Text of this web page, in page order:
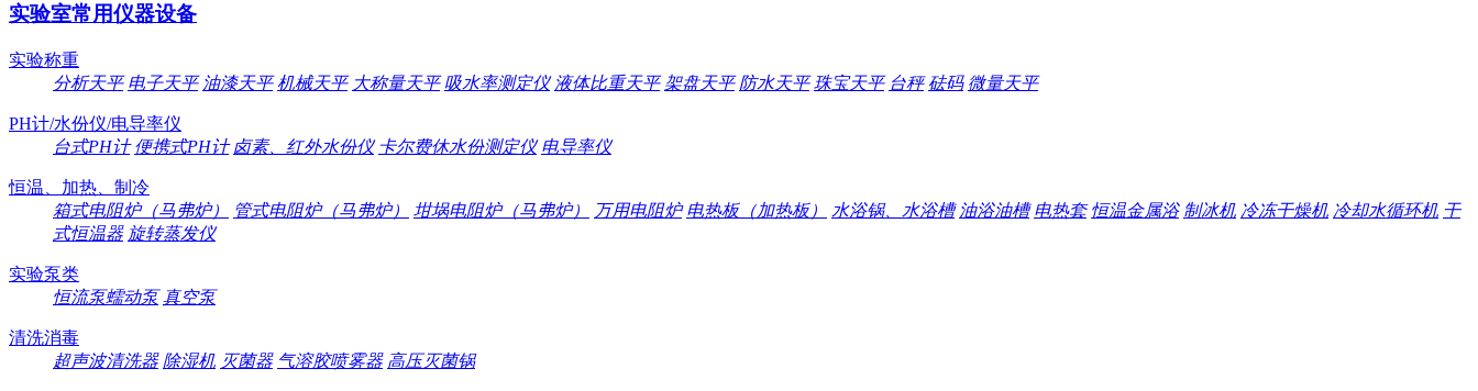
实验室常用仪器设备
实验称重
分析天平 电子天平 油漆天平 机械天平 大称量天平 吸水率测定仪 液体比重天平 架盘天平 防水天平 珠宝天平 台秤 砝码 微量天平
PH计/水份仪/电导率仪
台式PH计 便携式PH计 卤素、红外水份仪 卡尔费休水份测定仪 电导率仪
恒温、加热、制冷
箱式电阻炉（马弗炉）
管式电阻炉（马弗炉） 坩埚电阻炉（马弗炉） 万用电阻炉 电热板（加热板） 水浴锅、水浴槽 油浴油槽 电热套 恒温金属浴 制冰机 冷冻干燥机 冷却水循环机 干
式恒温器 旋转蒸发仪
实验泵类
恒流泵蠕动泵 真空泵
清洗消毒
超声波清洗器 除湿机 灭菌器 气溶胶喷雾器 高压灭菌锅